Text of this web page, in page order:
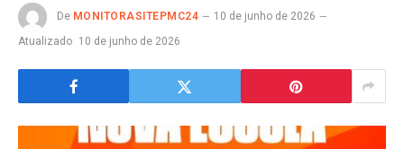
De MONITORASITEPMC24
10 de junho de 2026
Atualizado 10 de junho de 2026